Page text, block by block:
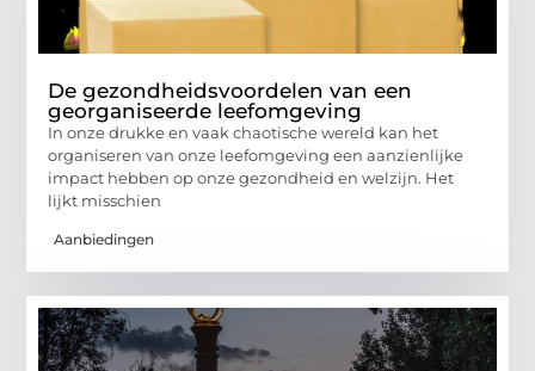
De gezondheidsvoordelen van een
georganiseerde leefomgeving
In onze drukke en vaak chaotische wereld kan het
organiseren van onze leefomgeving een aanzienlijke
impact hebben op onze gezondheid en welzijn. Het
lijkt misschien
Aanbiedingen